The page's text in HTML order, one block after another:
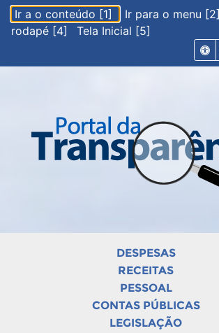
Ir a o conteúdo [1] Ir para o menu [2]
rodapé [4]
Tela Inicial [5]
DESPESAS
RECEITAS
PESSOAL
CONTAS PÚBLICAS
LEGISLAÇÃO